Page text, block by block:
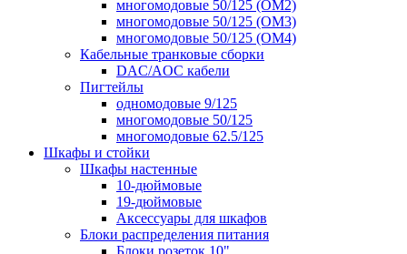
многомодовые 50/125 (OM2)
многомодовые 50/125 (OM3)
многомодовые 50/125 (OM4)
Кабельные транковые сборки
DAC/AOC кабели
Пигтейлы
одномодовые 9/125
многомодовые 50/125
многомодовые 62.5/125
Шкафы и стойки
Шкафы настенные
10-дюймовые
19-дюймовые
Аксессуары для шкафов
Блоки распределения питания
Блоки розеток 10"